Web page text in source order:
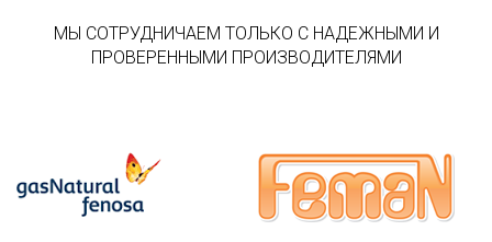
МЫ СОТРУДНИЧАЕМ ТОЛЬКО С НАДЕЖНЫМИ И
ПРОВЕРЕННЫМИ ПРОИЗВОДИТЕЛЯМИ